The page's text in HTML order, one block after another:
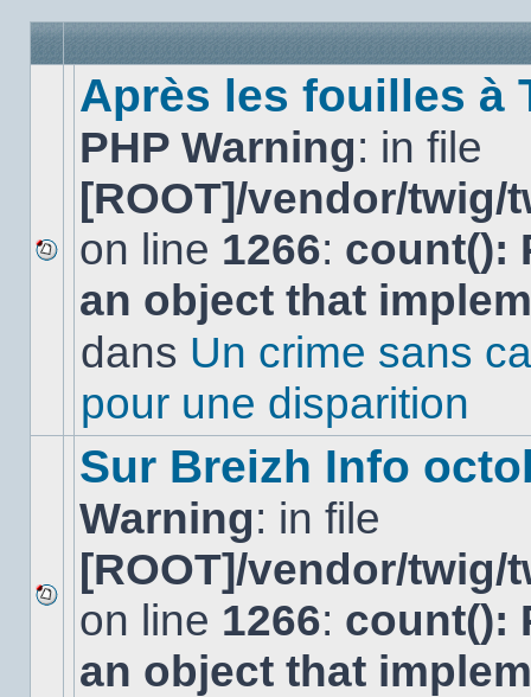
Aucun
nouveau
message
sujet.
Après les fouilles à
PHP Warning: in file
[ROOT]/vendor/
on line 1266: count():
an object that
dans Un crime sans
pour une disparition
Aucun
nouveau
message
non-
Sur Breizh Info
Warning: in file
[ROOT]/vendor/
on line 1266: count():
an object that